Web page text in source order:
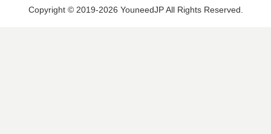
Copyright © 2019-2026 YouneedJP All Rights Reserved.